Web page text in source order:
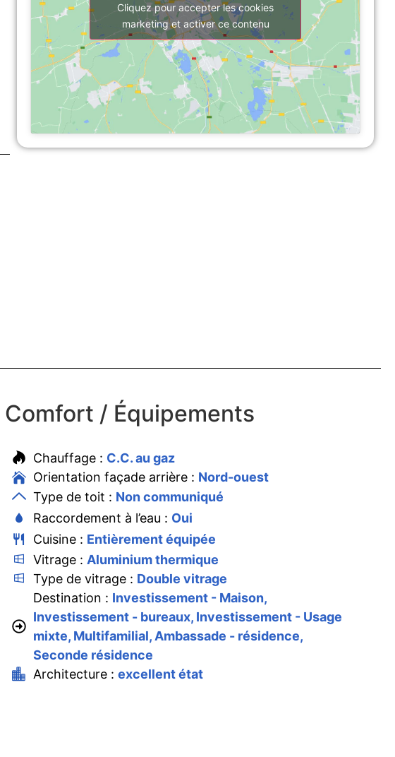
Cliquez pour accepter les cookies
marketing et activer ce contenu
Comfort / Équipements
Chauffage : C.C. au gaz
Orientation façade arrière : Nord-ouest
Type de toit : Non communiqué
Raccordement à l’eau : Oui
Cuisine : Entièrement équipée
Vitrage : Aluminium thermique
Type de vitrage : Double vitrage
Destination : Investissement - Maison,
Investissement - bureaux, Investissement - Usage
mixte, Multifamilial, Ambassade - résidence,
Seconde résidence
Architecture : excellent état